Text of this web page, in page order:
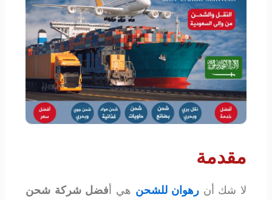
مقدمة
لا شك أن رهوان للشحن هي أفضل شركة شحن